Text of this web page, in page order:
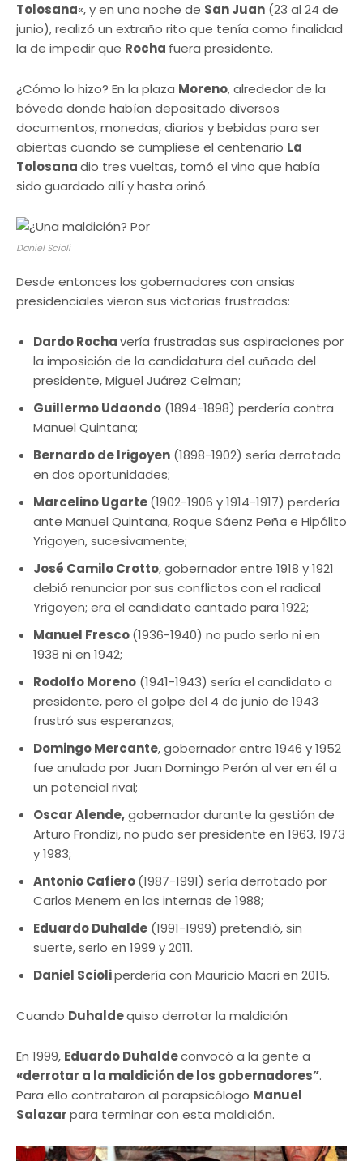
Tolosana«, y en una noche de San Juan (23 al 24 de
junio), realizó un extraño rito que tenía como finalidad
la de impedir que Rocha fuera presidente.
¿Cómo lo hizo? En la plaza Moreno, alrededor de la
bóveda donde habían depositado diversos
documentos, monedas, diarios y bebidas para ser
abiertas cuando se cumpliese el centenario La
Tolosanadio tres vueltas, tomó el vino que había
sido guardado allí y hasta orinó.
Daniel Scioli
Desde entonces los gobernadores con ansias
presidenciales vieron sus victorias frustradas:
Dardo Rochavería frustradas sus aspiraciones por
la imposición de la candidatura del cuñado del
presidente, Miguel Juárez Celman;
Guillermo Udaondo (1894-1898) perdería contra
Manuel Quintana;
Bernardo de Irigoyen (1898-1902) sería derrotado
en dos oportunidades;
Marcelino Ugarte(1902-1906 y 1914-1917) perdería
ante Manuel Quintana, Roque Sáenz Peña e Hipólito
Yrigoyen, sucesivamente;
José Camilo Crotto, gobernador entre 1918 y 1921
debió renunciar por sus conflictos con el radical
Yrigoyen; era el candidato cantado para 1922;
Manuel Fresco(1936-1940) no pudo serlo ni en
1938 ni en 1942;
Rodolfo Moreno (1941-1943) sería el candidato a
presidente, pero el golpe del 4 de junio de 1943
frustró sus esperanzas;
Domingo Mercante, gobernador entre 1946 y 1952
fue anulado por Juan Domingo Perón al ver en él a
un potencial rival;
Oscar Alende,gobernador durante la gestión de
Arturo Frondizi, no pudo ser presidente en 1963, 1973
y 1983;
Antonio Cafiero(1987-1991) sería derrotado por
Carlos Menem en las internas de 1988;
Eduardo Duhalde (1991-1999) pretendió, sin
suerte, serlo en 1999 y 2011.
Daniel Scioliperdería con Mauricio Macri en 2015.
Cuando Duhaldequiso derrotar la maldición
En 1999, Eduardo Duhaldeconvocó a la gente a
«derrotar a la maldición de los gobernadores”.
Para ello contrataron al parapsicólogo Manuel
Salazarpara terminar con esta maldición.